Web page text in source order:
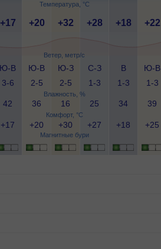
Температура, °C
Ветер, метр/с
Влажность, %
Комфорт, °C
Магнитные бури
+17 +20 +32 +28 +18 +22
Ю-В
3-6
Ю-В
2-5
Ю-З
2-5
С-З
1-3
В
1-3
Ю-В
1-3
42 36 16 25 34 39
+17 +20 +30 +27 +18 +25